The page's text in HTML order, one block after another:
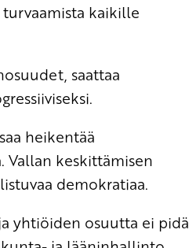
kaikille
saattaa
heikentää
keskittämisen
demokratiaa.
yhtiöiden osuutta ei pidä